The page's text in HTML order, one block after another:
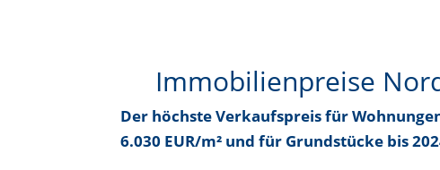
Immobilienpreise
Der höchste Verkaufspreis für
6.030 EUR/m² und für Grundstücke bis